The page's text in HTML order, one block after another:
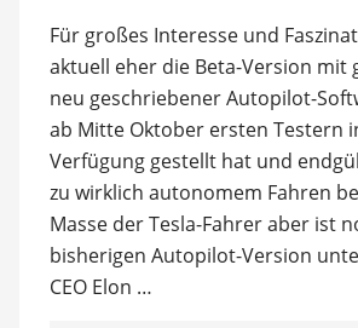
Für großes Interesse und
aktuell eher die Beta-Version mit
neu geschriebener Autopilot-
ab Mitte Oktober ersten Testern
Verfügung gestellt hat und
zu wirklich autonomem Fahren
Masse der Tesla-Fahrer aber ist
bisherigen Autopilot-Version
CEO Elon …